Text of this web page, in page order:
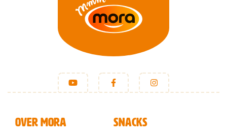
VOET
OVER MORA SNACKS